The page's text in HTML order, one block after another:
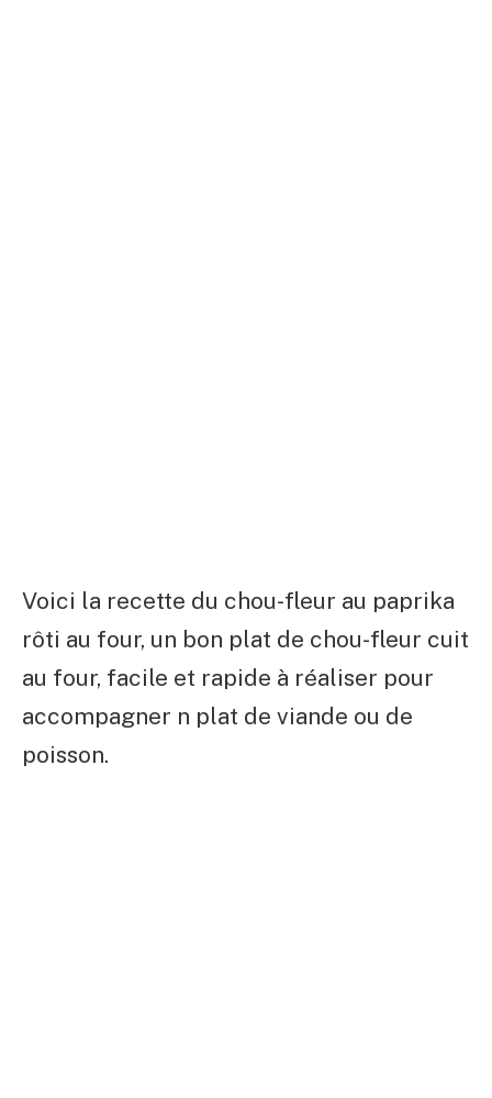
Voici la recette du chou-fleur au paprika
rôti au four, un bon plat de chou-fleur cuit
au four, facile et rapide à réaliser pour
accompagner n plat de viande ou de
poisson.